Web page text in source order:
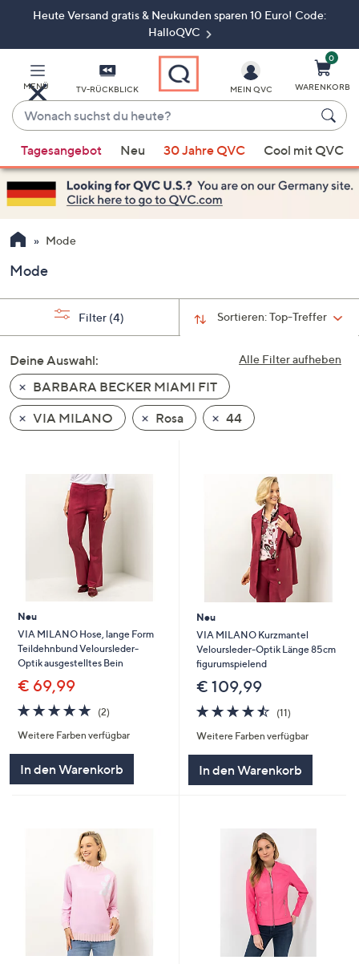
ZumHeute Versand gratis & Neukunden sparen 10 Euro! Code:
HalloQVC
MENÜ TV-RÜCKBLICK
Wonach
suchst
du
heute?
Vorschläge
verfügbar
sind,
verwenden
Sie
Pfeiltasten
nach
und
nach
unten
oder
wischen
Sie
diese
anzuzeigen.
MEIN QVC
0
WARENKORB
Tagesangebot Neu 30 Jahre QVC Cool mit QVC
Mode
Mode
Sortieren:Top-Treffer
Filter (4)
Alle Filter aufheben
Deine Auswahl:
BARBARA BECKER MIAMI FIT
VIA MILANO
Rosa 44
Neu
VIA MILANO Hose, lange Form
Teildehnbund Veloursleder-
Optik ausgestelltes Bein
€ 69,99
5.0
von
5
(2)2
Weitere Farben verfügbar
In den Warenkorb
Neu
VIA MILANO Kurzmantel
Veloursleder-Optik Länge 85cm
figurumspielend
€ 109,99
4.5
von
5
(11)11
Weitere Farben verfügbar
In den Warenkorb